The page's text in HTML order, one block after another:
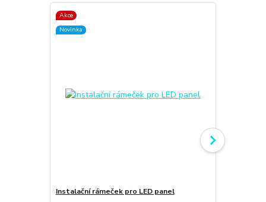
Akce
Novinka
Instalační rámeček pro LED panel